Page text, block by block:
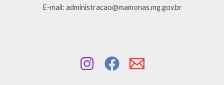
E-mail: administracao@mamonas.mg.gov.br